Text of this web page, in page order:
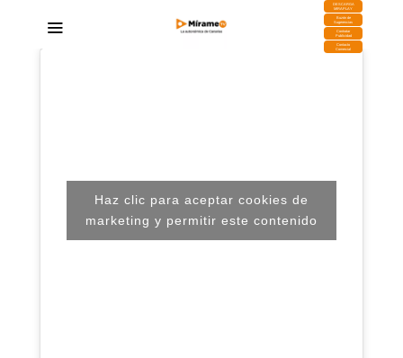
DESCARGA
MIRAPLAY
Buzón de
Sugerencias
Contratar
Publicidad
Contacto
Comercial
Haz clic para aceptar cookies de
marketing y permitir este contenido